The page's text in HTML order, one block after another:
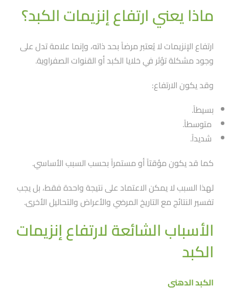
ماذا يعني ارتفاع إنزيمات الكبد؟
ارتفاع الإنزيمات لا يُعتبر مرضاََ بحد ذاته، وإنما علامة تدل على
وجود مشكلة تؤثر في خلايا الكبد أو القنوات الصفراوية.
وقد يكون الارتفاع:
بسيطاََ.
متوسطاََ.
شديداََ.
كما قد يكون مؤقتاََ أو مستمراََ بحسب السبب الأساسي.
لهذا السبب لا يمكن الاعتماد على نتيجة واحدة فقط، بل يجب
تفسير النتائج مع التاريخ المرضي والأعراض والتحاليل الأخرى.
الأسباب الشائعة لارتفاع إنزيمات
الكبد
الكبد الدهني